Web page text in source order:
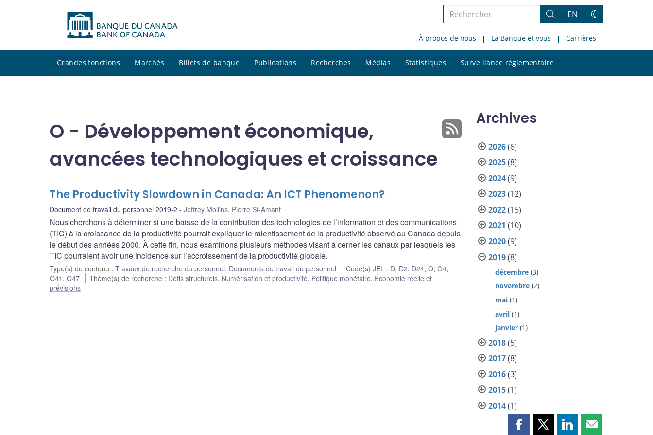
Rechercher
le
site
Rechercher
EN
Changez
thème
À propos de nous La Banque et vous Carrières
Grandes fonctions Marchés Billets de banque Publications Recherches Médias Statistiques Surveillance réglementaire
le
O - Développement économique,
avancées technologiques et croissance
The Productivity Slowdown in Canada: An ICT Phenomenon?
Document de travail du personnel 2019-2 Jeffrey Mollins, Pierre St-Amant
Nous cherchons à déterminer si une baisse de la contribution des technologies de l’information et des communications
(TIC) à la croissance de la productivité pourrait expliquer le ralentissement de la productivité observé au Canada depuis
le début des années 2000. À cette fin, nous examinons plusieurs méthodes visant à cerner les canaux par lesquels les
TIC pourraient avoir une incidence sur l’accroissement de la productivité globale.
Type(s) de contenu : Travaux de recherche du personnel, Documents de travail du personnel Code(s) JEL : D, D2, D24,O,O4,
O41 , O47 Thème(s) de recherche : Défis structurels, Numérisation et productivité, Politique monétaire, Économie réelle et
prévisions
Archives
2026(6)
2025(8)
2024(9)
2023(12)
2022(15)
2021 (10)
2020(9)
2019(8)
décembre (3)
novembre (2)
mai (1)
avril (1)
janvier (1)
2018(5)
2017(8)
2016(3)
2015(1)
2014(1)
PartagerPartagerPartagerPartager